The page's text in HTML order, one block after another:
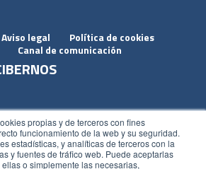
propias y de terceros con fines
funcionamiento de la web y su seguridad.
estadísticas, y analíticas de terceros con la
y fuentes de tráfico web. Puede aceptarlas
o simplemente las necesarias,
Aviso legal
Política de cookies
Canal de comunicación